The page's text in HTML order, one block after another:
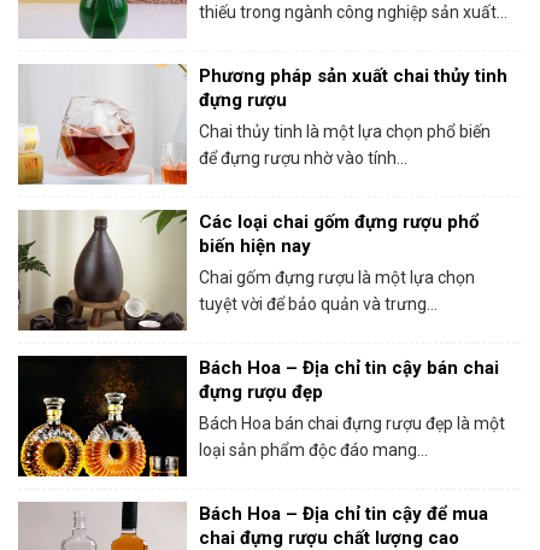
thiếu trong ngành công nghiệp sản xuất...
Phương pháp sản xuất chai thủy tinh
đựng rượu
Chai thủy tinh là một lựa chọn phổ biến
để đựng rượu nhờ vào tính...
Các loại chai gốm đựng rượu phổ
biến hiện nay
Chai gốm đựng rượu là một lựa chọn
tuyệt vời để bảo quản và trưng...
Bách Hoa – Địa chỉ tin cậy bán chai
đựng rượu đẹp
Bách Hoa bán chai đựng rượu đẹp là một
loại sản phẩm độc đáo mang...
Bách Hoa – Địa chỉ tin cậy để mua
chai đựng rượu chất lượng cao